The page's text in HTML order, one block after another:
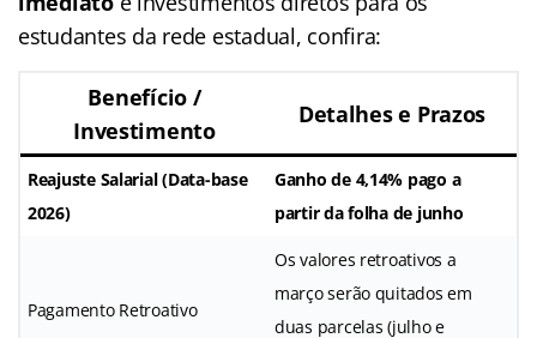
estudantes da rede estadual, confira:
Benefício /
Investimento
Detalhes e Prazos
Reajuste Salarial (Data-base
2026)
Ganho de 4,14% pago a
partir da folha de junho
Pagamento Retroativo
Os valores retroativos a
março serão quitados em
duas parcelas (julho e